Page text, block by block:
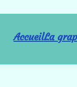
AccueilLa